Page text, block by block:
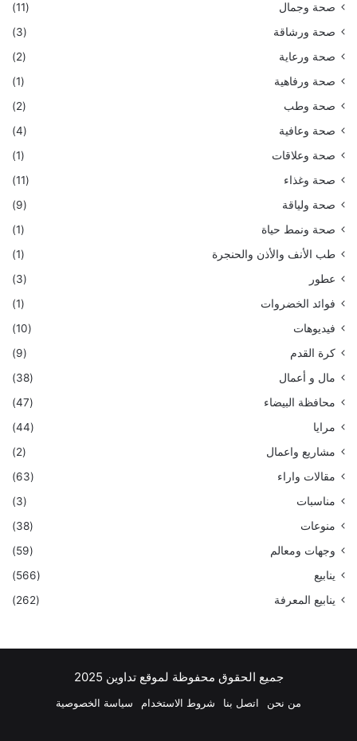
صحة وجمال
(11)
صحة ورشاقة
(3)
صحة ورعاية
(2)
صحة ورفاهية
(1)
صحة وطب
(2)
صحة وعافية
(4)
صحة وعلاقات
(1)
صحة وغذاء
(11)
صحة ولياقة
(9)
صحة ونمط حياة
(1)
طب الأنف والأذن والحنجرة
(1)
عطور
(3)
فوائد الخضروات
(1)
فيديوهات
(10)
كرة القدم
(9)
مال و أعمال
(38)
محافظة البيضاء
(47)
مرايا
(44)
مشاريع واعمال
(2)
مقالات واراء
(63)
مناسبات
(3)
منوعات
(38)
وجهات ومعالم
(59)
ينابيع
(566)
ينابيع المعرفة
(262)
جميع الحقوق محفوظة لموقع تداوين 2025
من نحن اتصل بنا شروط الاستخدام سياسة الخصوصية